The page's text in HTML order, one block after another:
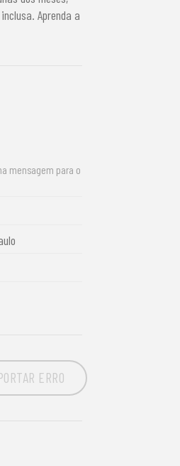
Aprenda a
mensagem para o
ERRO